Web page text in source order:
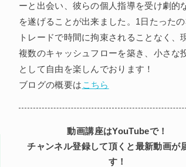
ーと出会い、彼らの個人指導を受け劇的
を遂げることが出来ました。1日たった
トレードで時間に拘束されることなく、
複数のキャッシュフローを築き、小さな
として自由を楽しんでおります！
ブログの概要は こちら
動画講座はYouTubeで！
チャンネル登録して頂くと最新動画が
す！